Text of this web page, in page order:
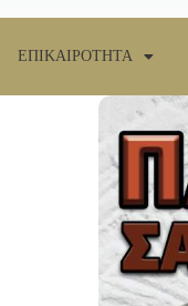
ΕΠΙΚΑΙΡΟΤΗΤΑ